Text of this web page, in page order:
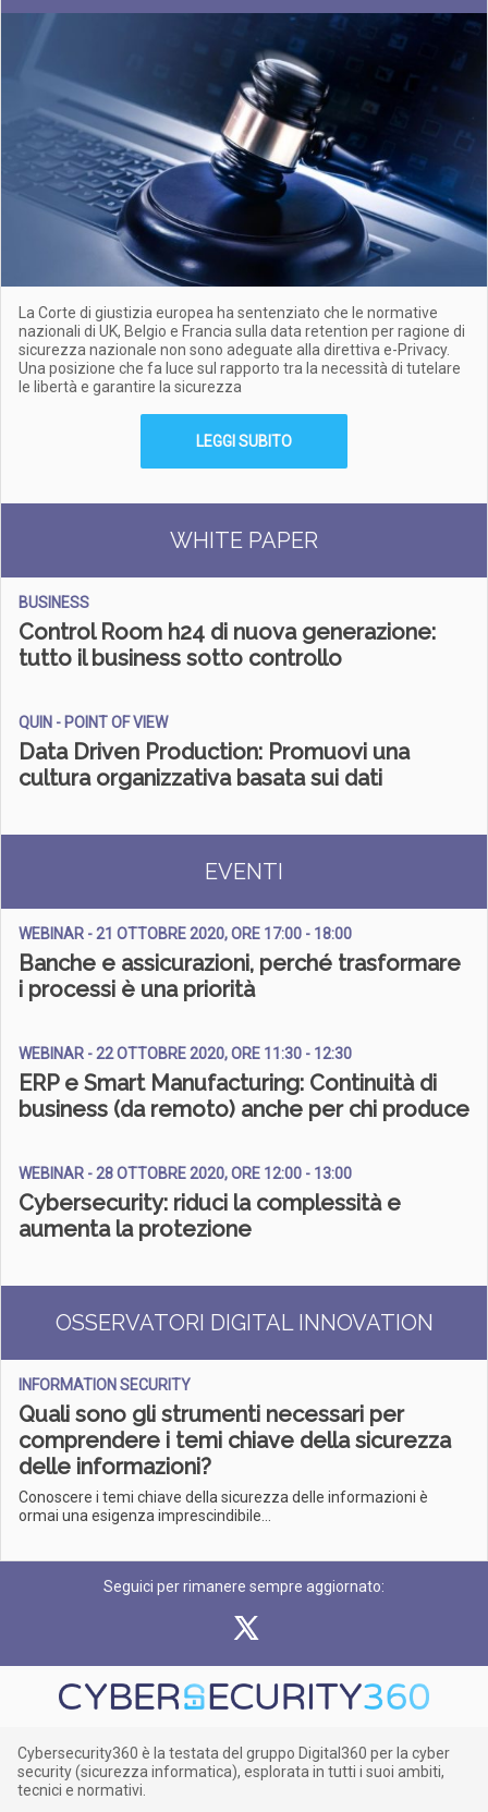
La Corte di giustizia europea ha sentenziato che le normative
nazionali di UK, Belgio e Francia sulla data retention per ragione di
sicurezza nazionale non sono adeguate alla direttiva e-Privacy.
Una posizione che fa luce sul rapporto tra la necessità di tutelare
le libertà e garantire la sicurezza
LEGGI SUBITO
WHITE PAPER
BUSINESS
Control Room h24 di nuova generazione:
tutto il business sotto controllo
QUIN - POINT OF VIEW
Data Driven Production: Promuovi una
cultura organizzativa basata sui dati
EVENTI
WEBINAR - 21 OTTOBRE 2020, ORE 17:00 - 18:00
Banche e assicurazioni, perché trasformare
i processi è una priorità
WEBINAR - 22 OTTOBRE 2020, ORE 11:30 - 12:30
ERP e Smart Manufacturing: Continuità di
business (da remoto) anche per chi produce
WEBINAR - 28 OTTOBRE 2020, ORE 12:00 - 13:00
Cybersecurity: riduci la complessità e
aumenta la protezione
OSSERVATORI DIGITAL INNOVATION
INFORMATION SECURITY
Quali sono gli strumenti necessari per
comprendere i temi chiave della sicurezza
delle informazioni?
Conoscere i temi chiave della sicurezza delle informazioni è
ormai una esigenza imprescindibile...
Seguici per rimanere sempre aggiornato:
Cybersecurity360 è la testata del gruppo Digital360 per la cyber
security (sicurezza informatica), esplorata in tutti i suoi ambiti,
tecnici e normativi.